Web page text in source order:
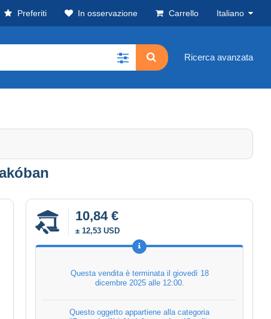
Preferiti In osservazione Carrello Italiano
Ricerca avanzata
10,84 €
± 12,53 USD
Questa vendita è terminata il giovedì 18
dicembre 2025 alle 12:00.
Questo oggetto appartiene alla categoria